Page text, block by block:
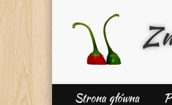
FacebookPinterest
Strona główna